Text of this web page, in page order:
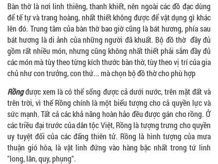
Bàn thờ là nơi linh thiêng, thanh khiết, nên ngoài các đồ đạc dùng
để tế tự và trang hoàng, nhất thiết không được để vật dụng gì khác
lên đó. Trung tâm của bàn thờ bao giờ cũng là bát hương, phía sau
bát hương là di ảnh của những người đã khuất. Bộ đồ thờ đầy đủ
gồm rất nhiều món, nhưng cũng không nhất thiết phải sắm đầy đủ
các món mà tùy theo từng kích thước bàn thờ, tùy theo vị trí của gia
chủ như con trưởng, con thứ... mà chọn bộ đồ thờ cho phù hợp
Rồngđược xem là có thể sống được cả dưới nước, trên mặt đất và
trên trời, vì thế Rồng chính là một biểu tượng cho cả quyền lực và
sức mạnh. Tất cả các khả năng hoàn hảo đều được gán cho rồng. Ở
các triều đại trước của dân tộc Việt, Rồng là tượng trưng cho quyền
uy tuyệt đối của các đấng thiên tử. Rồng là hình tượng của mưa
thuận gió hòa, là vật linh đứng vào hàng bậc nhất trong tứ linh
"long, lân, quy, phụng".